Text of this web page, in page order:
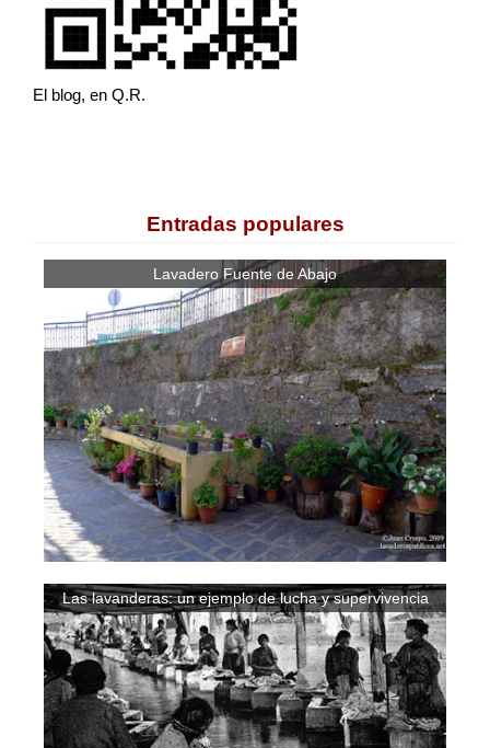
El blog, en Q.R.
Entradas populares
Lavadero Fuente de Abajo
Las lavanderas: un ejemplo de lucha y supervivencia